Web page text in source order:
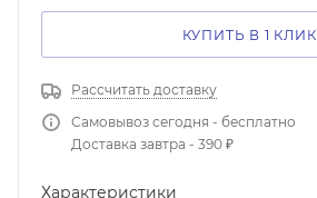
КУПИТЬ В 1 КЛИК
Рассчитать доставку
Самовывоз сегодня - бесплатно
Доставка завтра - 390 ₽
Характеристики